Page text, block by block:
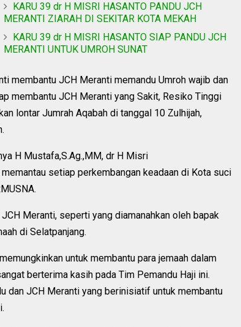
KARU 39 dr H MISRI HASANTO PANDU JCH
MERANTI ZIARAH DI SEKITAR KOTA MEKAH
KARU 39 dr H MISRI HASANTO SIAP PANDU JCH
MERANTI UNTUK UMROH SUNAT
membantu JCH Meranti memandu Umroh wajib dan
membantu JCH Meranti yang Sakit, Resiko Tinggi
lontar Jumrah Aqabah di tanggal 10 Zulhijah,
H Mustafa,S.Ag.,MM, dr H Misri
setiap perkembangan keadaan di Kota suci
Meranti, seperti yang diamanahkan oleh bapak
di Selatpanjang.
untuk membantu para jemaah dalam
berterima kasih pada Tim Pemandu Haji ini.
dan JCH Meranti yang berinisiatif untuk membantu